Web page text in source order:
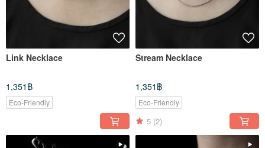
Link Necklace
1,351฿
Eco-Friendly
Stream Necklace
1,351฿
Eco-Friendly
5 (2)